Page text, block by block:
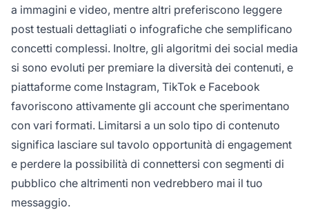
a immagini e video, mentre altri preferiscono leggere
post testuali dettagliati o infografiche che semplificano
concetti complessi. Inoltre, gli algoritmi dei social media
si sono evoluti per premiare la diversità dei contenuti, e
piattaforme come Instagram, TikTok e Facebook
favoriscono attivamente gli account che sperimentano
con vari formati. Limitarsi a un solo tipo di contenuto
significa lasciare sul tavolo opportunità di engagement
e perdere la possibilità di connettersi con segmenti di
pubblico che altrimenti non vedrebbero mai il tuo
messaggio.